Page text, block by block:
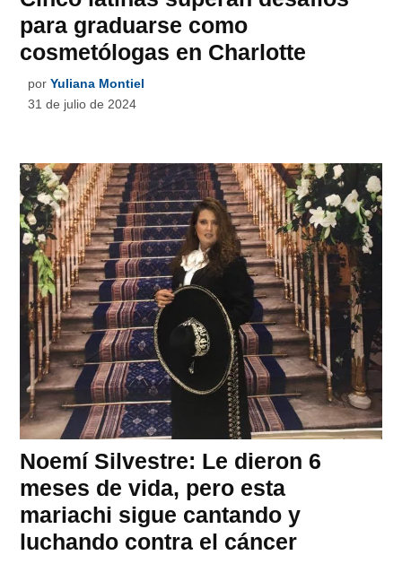
para graduarse como
cosmetólogas en Charlotte
por Yuliana Montiel
31 de julio de 2024
Noemí Silvestre: Le dieron 6
meses de vida, pero esta
mariachi sigue cantando y
luchando contra el cáncer